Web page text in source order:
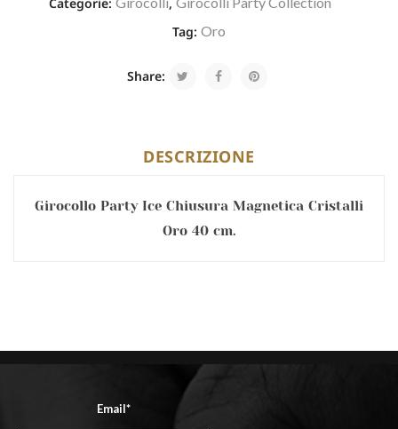
Tag: Oro
Share:
DESCRIZIONE
Girocollo Party Ice Chiusura Magnetica Cristalli
Oro 40 cm.
Email*